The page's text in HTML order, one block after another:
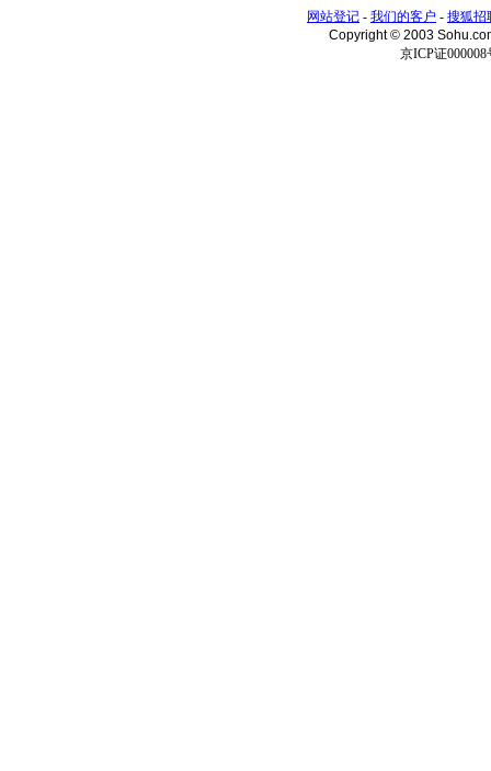
网站登记 - 我们的客户 - 搜狐招
Copyright © 2003
京ICP证